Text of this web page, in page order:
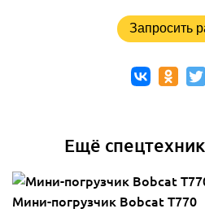
Запросить
Ещё
Мини-погрузчик Bobcat T770